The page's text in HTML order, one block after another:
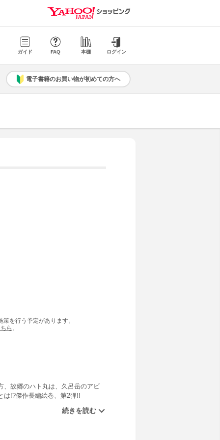
ガイド FAQ 本棚 ログイン
電子書籍のお買い物が初めての方へ
を行う予定があります。
ちら 。
、故郷のハト丸は、久呂岳のアビ
は!?傑作長編絵巻、第2弾!!